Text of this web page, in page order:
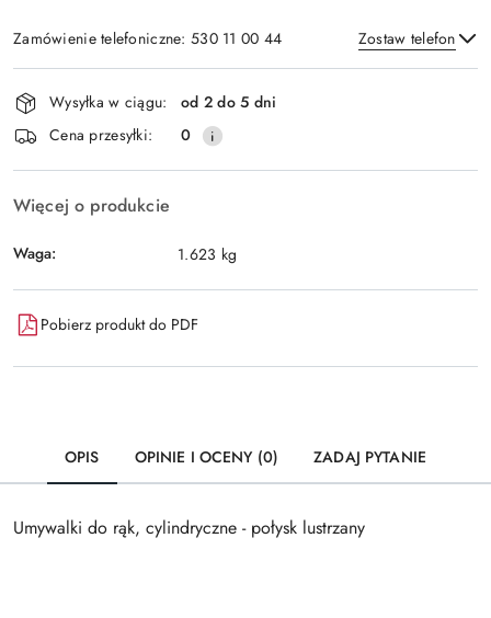
Zamówienie telefoniczne: 530 11 00 44 Zostaw telefon
Wyślij
Dostępność
i
dostawa
Wysyłka w ciągu:
od 2 do 5 dni
Cena przesyłki:
0
Więcej o produkcie
Waga: 1.623 kg
Pobierz produkt do PDF
OPIS OPINIE I OCENY (0) ZADAJ PYTANIE
Umywalki do rąk, cylindryczne - połysk lustrzany